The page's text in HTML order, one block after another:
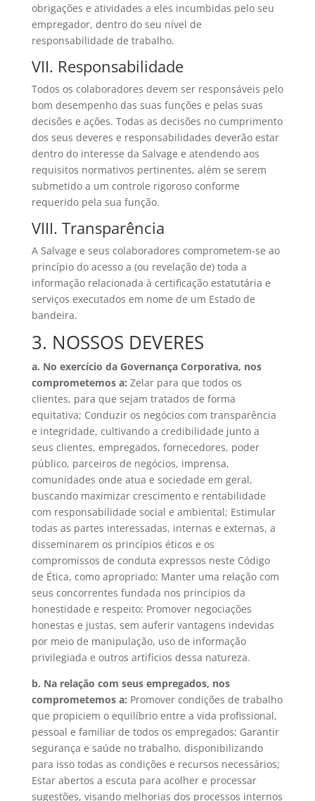
obrigações e atividades a eles incumbidas pelo seu
empregador, dentro do seu nível de
responsabilidade de trabalho.
VII. Responsabilidade
Todos os colaboradores devem ser responsáveis pelo
bom desempenho das suas funções e pelas suas
decisões e ações. Todas as decisões no cumprimento
dos seus deveres e responsabilidades deverão estar
dentro do interesse da Salvage e atendendo aos
requisitos normativos pertinentes, além se serem
submetido a um controle rigoroso conforme
requerido pela sua função.
VIII. Transparência
A Salvage e seus colaboradores comprometem-se ao
princípio do acesso a (ou revelação de) toda a
informação relacionada à certificação estatutária e
serviços executados em nome de um Estado de
bandeira.
3. NOSSOS DEVERES
a. No exercício da Governança Corporativa, nos
comprometemos a: Zelar para que todos os
clientes, para que sejam tratados de forma
equitativa; Conduzir os negócios com transparência
e integridade, cultivando a credibilidade junto a
seus clientes, empregados, fornecedores, poder
público, parceiros de negócios, imprensa,
comunidades onde atua e sociedade em geral,
buscando maximizar crescimento e rentabilidade
com responsabilidade social e ambiental; Estimular
todas as partes interessadas, internas e externas, a
disseminarem os princípios éticos e os
compromissos de conduta expressos neste Código
de Ética, como apropriado; Manter uma relação com
seus concorrentes fundada nos princípios da
honestidade e respeito; Promover negociações
honestas e justas, sem auferir vantagens indevidas
por meio de manipulação, uso de informação
privilegiada e outros artifícios dessa natureza.
b. Na relação com seus empregados, nos
comprometemos a: Promover condições de trabalho
que propiciem o equilíbrio entre a vida profissional,
pessoal e familiar de todos os empregados; Garantir
segurança e saúde no trabalho, disponibilizando
para isso todas as condições e recursos necessários;
Estar abertos a escuta para acolher e processar
sugestões, visando melhorias dos processos internos